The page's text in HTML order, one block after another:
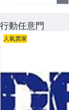
行動任意門
人氣賣家